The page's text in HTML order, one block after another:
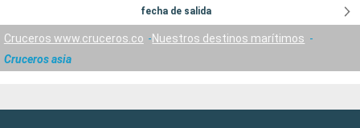
fecha de salida
Cruceros www.cruceros.co
Nuestros destinos marítimos
Cruceros asia